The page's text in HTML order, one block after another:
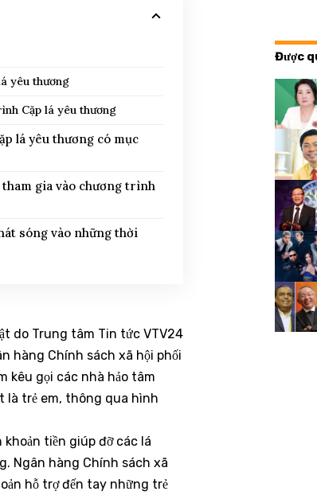
yêu thương
Cặp lá yêu thương
lá yêu thương có mục
gia vào chương trình
sóng vào những thời
do Trung tâm Tin tức VTV24
hàng Chính sách xã hội phối
kêu gọi các nhà hảo tâm
là trẻ em, thông qua hình
tiền giúp đỡ các lá
Ngân hàng Chính sách xã
hỗ trợ đến tay những trẻ
Được